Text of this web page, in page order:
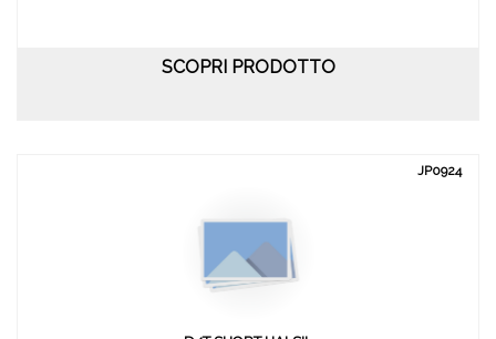
SCOPRI PRODOTTO
JP0924